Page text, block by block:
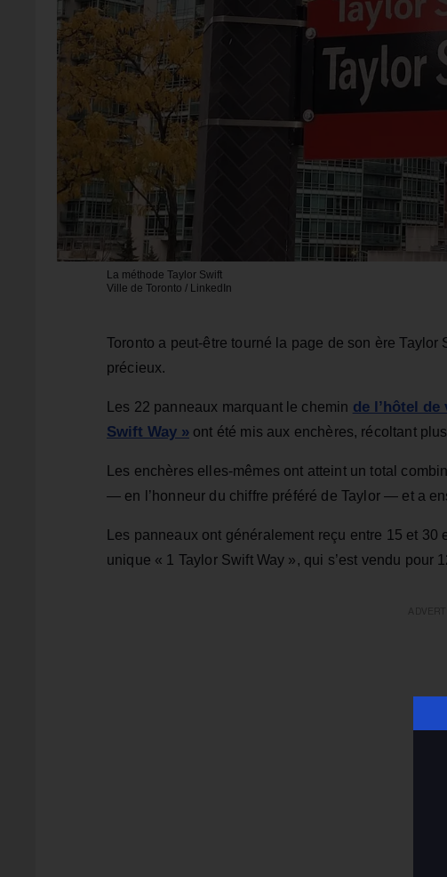
La méthode Taylor Swift
Ville de Toronto / LinkedIn
Toronto a peut-être tourné la page de son ère
précieux.
Les 22 panneaux marquant le chemin de l’hôtel
Swift Way » ont été mis aux enchères, récoltant
Les enchères elles-mêmes ont atteint un total
— en l’honneur du chiffre préféré de Taylor — et a
Les panneaux ont généralement reçu entre 15 et
unique « 1 Taylor Swift Way », qui s’est vendu pour